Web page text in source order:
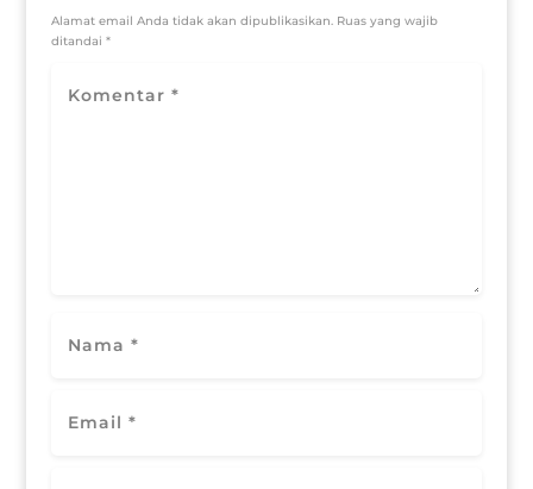
Alamat email Anda tidak akan dipublikasikan. Ruas yang wajib
ditandai *